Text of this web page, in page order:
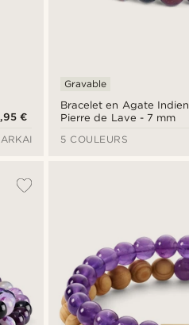
€
ARKAI
Bracelet en Agate
Pierre de Lave - 7 mm
Gravable
5 COULEURS